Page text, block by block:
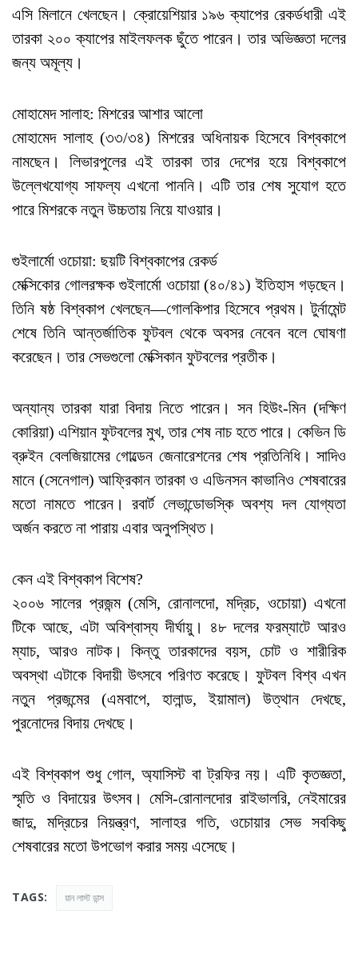
এসি মিলানে খেলছেন। ক্রোয়েশিয়ার ১৯৬ ক্যাপের রেকর্ডধারী এই
তারকা ২০০ ক্যাপের মাইলফলক ছুঁতে পারেন। তার অভিজ্ঞতা দলের
জন্য অমূল্য।
মোহামেদ সালাহ: মিশরের আশার আলো
মোহামেদ সালাহ (৩৩/৩৪) মিশরের অধিনায়ক হিসেবে বিশ্বকাপে
নামছেন। লিভারপুলের এই তারকা তার দেশের হয়ে বিশ্বকাপে
উল্লেখযোগ্য সাফল্য এখনো পাননি। এটি তার শেষ সুযোগ হতে
পারে মিশরকে নতুন উচ্চতায় নিয়ে যাওয়ার।
গুইলার্মো ওচোয়া: ছয়টি বিশ্বকাপের রেকর্ড
মেক্সিকোর গোলরক্ষক গুইলার্মো ওচোয়া (৪০/৪১) ইতিহাস গড়ছেন।
তিনি ষষ্ঠ বিশ্বকাপ খেলছেন—গোলকিপার হিসেবে প্রথম। টুর্নামেন্ট
শেষে তিনি আন্তর্জাতিক ফুটবল থেকে অবসর নেবেন বলে ঘোষণা
করেছেন। তার সেভগুলো মেক্সিকান ফুটবলের প্রতীক।
অন্যান্য তারকা যারা বিদায় নিতে পারেন। সন হিউং-মিন (দক্ষিণ
কোরিয়া) এশিয়ান ফুটবলের মুখ, তার শেষ নাচ হতে পারে। কেভিন ডি
ব্রুইন বেলজিয়ামের গোল্ডেন জেনারেশনের শেষ প্রতিনিধি। সাদিও
মানে (সেনেগাল) আফ্রিকান তারকা ও এডিনসন কাভানিও শেষবারের
মতো নামতে পারেন। রবার্ট লেভান্ডোভস্কি অবশ্য দল যোগ্যতা
অর্জন করতে না পারায় এবার অনুপস্থিত।
কেন এই বিশ্বকাপ বিশেষ?
২০০৬ সালের প্রজন্ম (মেসি, রোনালদো, মদ্রিচ, ওচোয়া) এখনো
টিকে আছে, এটা অবিশ্বাস্য দীর্ঘায়ু। ৪৮ দলের ফরম্যাটে আরও
ম্যাচ, আরও নাটক। কিন্তু তারকাদের বয়স, চোট ও শারীরিক
অবস্থা এটাকে বিদায়ী উৎসবে পরিণত করেছে। ফুটবল বিশ্ব এখন
নতুন প্রজন্মের (এমবাপে, হালান্ড, ইয়ামাল) উত্থান দেখছে,
পুরনোদের বিদায় দেখছে।
এই বিশ্বকাপ শুধু গোল, অ্যাসিস্ট বা ট্রফির নয়। এটি কৃতজ্ঞতা,
স্মৃতি ও বিদায়ের উৎসব। মেসি-রোনালদোর রাইভালরি, নেইমারের
জাদু, মদ্রিচের নিয়ন্ত্রণ, সালাহর গতি, ওচোয়ার সেভ সবকিছু
শেষবারের মতো উপভোগ করার সময় এসেছে।
TAGS: য়ান লাস্ট ডান্স